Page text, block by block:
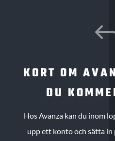
KORT OM
DU
Hos Avanza kan du inom
upp ett konto och sätta